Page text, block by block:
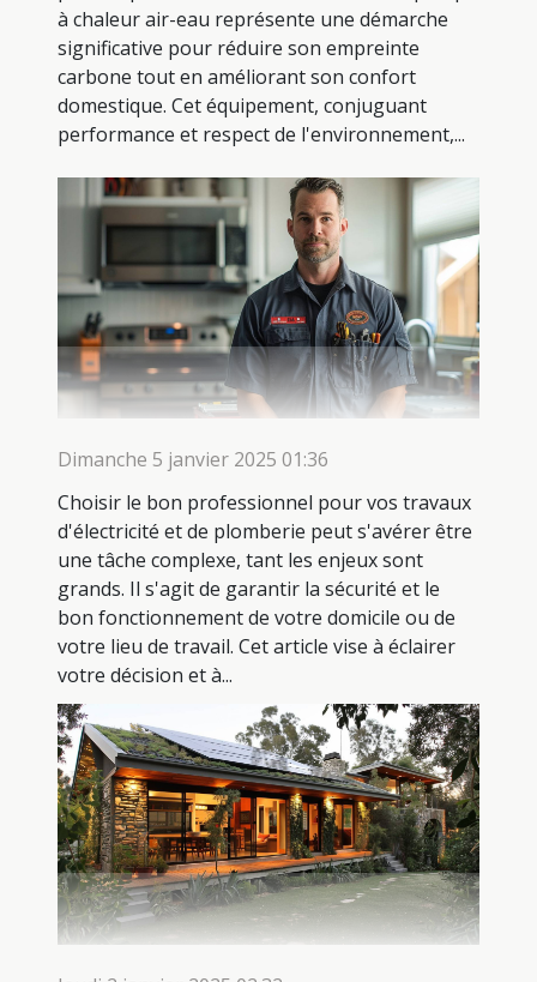
à chaleur air-eau représente une démarche
significative pour réduire son empreinte
carbone tout en améliorant son confort
domestique. Cet équipement, conjuguant
performance et respect de l'environnement,...
Dimanche 5 janvier 2025 01:36
Choisir le bon professionnel pour vos travaux
d'électricité et de plomberie peut s'avérer être
une tâche complexe, tant les enjeux sont
grands. Il s'agit de garantir la sécurité et le
bon fonctionnement de votre domicile ou de
votre lieu de travail. Cet article vise à éclairer
votre décision et à...